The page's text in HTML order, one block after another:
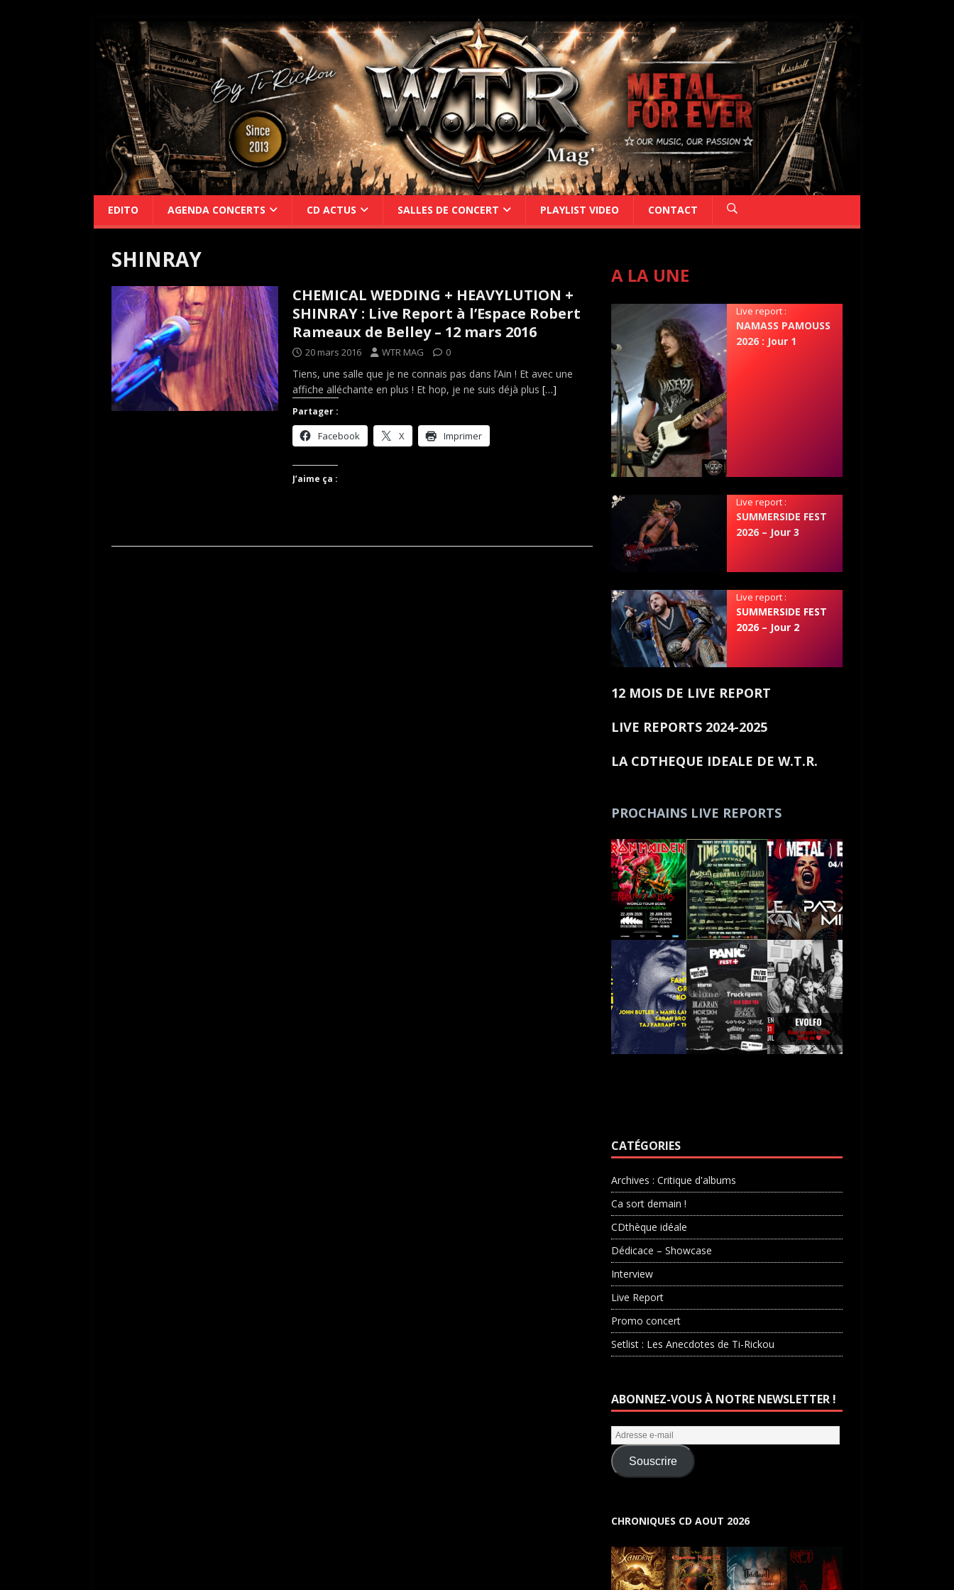
EDITO AGENDA CONCERTS CD ACTUS SALLES DE CONCERT PLAYLIST VIDEO CONTACT
SHINRAY
CHEMICAL WEDDING + HEAVYLUTION +
SHINRAY : Live Report à l’Espace Robert
Rameaux de Belley – 12 mars 2016
20 mars 2016 WTR MAG 0
Tiens, une salle que je ne connais pas dans l’Ain ! Et avec une
affiche alléchante en plus ! Et hop, je ne suis déjà plus […]
Partager :
Facebook X Imprimer
J’aime ça :
A LA UNE
Live report :
NAMASS PAMOUSS
2026 : Jour 1
Live report :
SUMMERSIDE FEST
2026 – Jour 3
Live report :
SUMMERSIDE FEST
2026 – Jour 2
12 MOIS DE LIVE REPORT
LIVE REPORTS 2024-2025
LA CDTHEQUE IDEALE DE W.T.R.
PROCHAINS LIVE REPORTS
CATÉGORIES
Archives : Critique d'albums
Ca sort demain !
CDthèque idéale
Dédicace – Showcase
Interview
Live Report
Promo concert
Setlist : Les Anecdotes de Ti-Rickou
ABONNEZ-VOUS À NOTRE NEWSLETTER !
Souscrire
CHRONIQUES CD AOUT 2026